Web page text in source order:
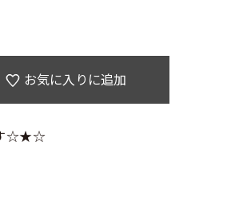
お気に入りに追加
す☆★☆